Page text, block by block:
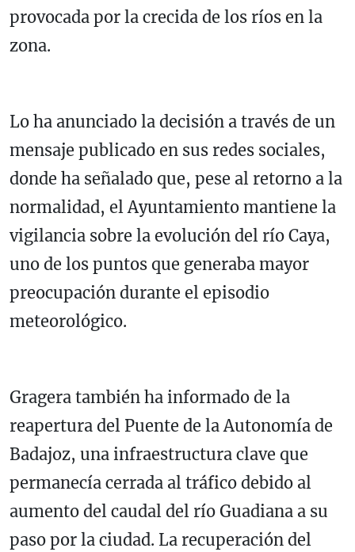
provocada por la crecida de los ríos en la
zona.
Lo ha anunciado la decisión a través de un
mensaje publicado en sus redes sociales,
donde ha señalado que, pese al retorno a la
normalidad, el Ayuntamiento mantiene la
vigilancia sobre la evolución del río Caya,
uno de los puntos que generaba mayor
preocupación durante el episodio
meteorológico.
Gragera también ha informado de la
reapertura del Puente de la Autonomía de
Badajoz, una infraestructura clave que
permanecía cerrada al tráfico debido al
aumento del caudal del río Guadiana a su
paso por la ciudad. La recuperación del